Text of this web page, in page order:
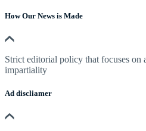
How Our News is Made
Strict editorial policy that focuses on
impartiality
Ad discliamer